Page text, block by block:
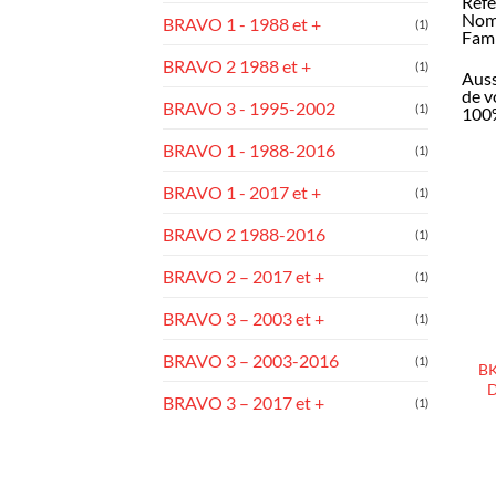
BRAVO 1 - 1988 et + (1)
BRAVO 2 1988 et + (1)
BRAVO 3 - 1995-2002 (1)
BRAVO 1 - 1988-2016 (1)
BRAVO 1 - 2017 et + (1)
BRAVO 2 1988-2016 (1)
BRAVO 2 – 2017 et + (1)
BRAVO 3 – 2003 et + (1)
BRAVO 3 – 2003-2016 (1)
BRAVO 3 – 2017 et + (1)
de